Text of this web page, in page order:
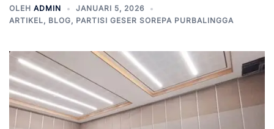
OLEH ADMIN
JANUARI 5, 2026
ARTIKEL, BLOG, PARTISI GESER SOREPA PURBALINGGA